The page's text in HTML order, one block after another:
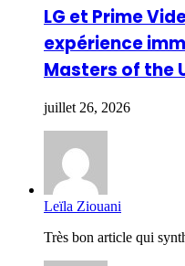
LG et Prime
expérience
Masters of the
juillet 26, 2026
Leïla Ziouani
Très bon article qui